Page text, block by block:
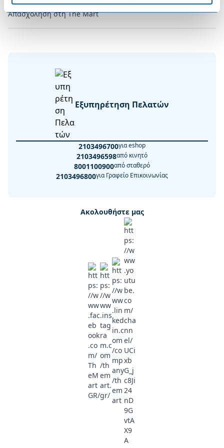
Απασχόληση στη The Mart
Εξυπηρέτηση Πελατών
2103496700για eshop
2103496598από κινητό
8001100900από σταθερό
2103496800για Γραφείο Επικοινωνίας
Ακολουθήστε μας